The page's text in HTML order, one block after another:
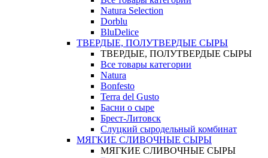
Natura Selection
Dorblu
BluDelice
ТВЕРДЫЕ, ПОЛУТВЕРДЫЕ СЫРЫ
ТВЕРДЫЕ, ПОЛУТВЕРДЫЕ СЫРЫ
Все товары категории
Natura
Bonfesto
Terra del Gusto
Басни о сыре
Брест-Литовск
Слуцкий сыродельный комбинат
МЯГКИЕ СЛИВОЧНЫЕ СЫРЫ
МЯГКИЕ СЛИВОЧНЫЕ СЫРЫ